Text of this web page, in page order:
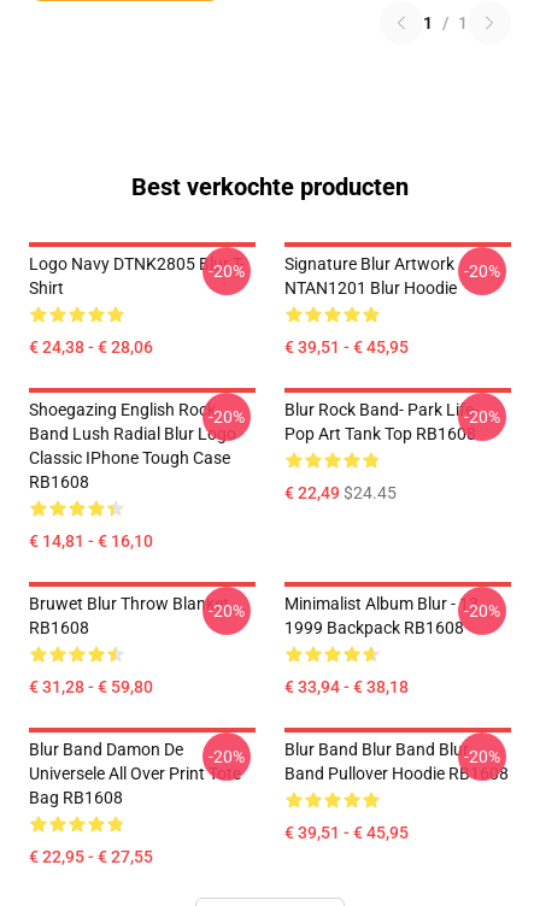
1 / 1
Best verkochte producten
Logo Navy DTNK2805 Blur T-
Shirt
€ 24,38 - € 28,06
-20%
Signature Blur Artwork
NTAN1201 Blur Hoodie
€ 39,51 - € 45,95
-20%
Shoegazing English Rock
Band Lush Radial Blur Logo
Classic IPhone Tough Case
RB1608
€ 14,81 - € 16,10
-20%
Blur Rock Band- Park Life-
Pop Art Tank Top RB1608
€ 22,49$24.45
-20%
Bruwet Blur Throw Blanket
RB1608
€ 31,28 - € 59,80
-20%
Minimalist Album Blur - 13
1999 Backpack RB1608
€ 33,94 - € 38,18
-20%
Blur Band Damon De
Universele All Over Print Tote
Bag RB1608
€ 22,95 - € 27,55
-20%
Blur Band Blur Band Blur
Band Pullover Hoodie RB1608
€ 39,51 - € 45,95
-20%